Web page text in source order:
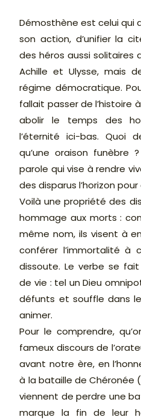
Démosthène est celui qui
son action, d’unifier la
des héros aussi solitaires
Achille et Ulysse, mais
régime démocratique.
fallait passer de l’histoire
abolir le temps des
l’éternité ici-bas. Quoi
qu’une oraison funèbre
parole qui vise à rendre
des disparus l’horizon
Voilà une propriété des
hommage aux morts :
même nom, ils visent à
conférer l’immortalité à
dissoute. Le verbe se
de vie : tel un Dieu
défunts et souffle dans
animer.
Pour le comprendre,
fameux discours de
avant notre ère, en
à la bataille de Chéronée
viennent de perdre une
marque la fin de leur